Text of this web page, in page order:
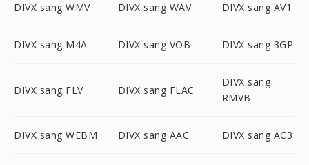
DIVX sang WMV DIVX sang WAV DIVX sang AV1
DIVX sang M4A DIVX sang VOB DIVX sang 3GP
DIVX sang FLV DIVX sang FLAC
DIVX sang
RMVB
DIVX sang WEBM DIVX sang AAC DIVX sang AC3